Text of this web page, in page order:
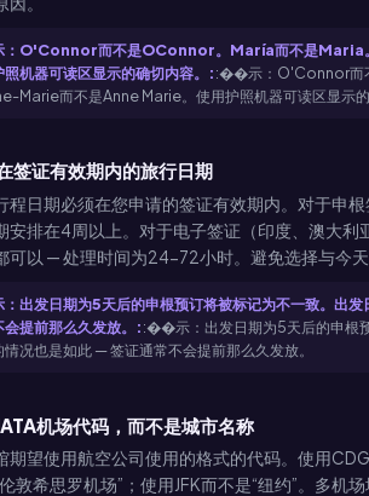
：O'Connor而不是OConnor。María而不是
照机器可读区显示的确切内容。::��示：O'Connor而
Marie而不是Anne Marie。使用护照机器可读区显示
签证有效期内的旅行日期
程日期必须在您申请的签证有效期内。对于申
安排在4周以上。对于电子签证（印度、澳大
可以 — 处理时间为24-72小时。避免选择与今
：出发日期为5天后的申根预订将被标记为不一致。出
会提前那么久发放。::��示：出发日期为5天后的申根
情况也是如此 — 签证通常不会提前那么久发放。
机场代码，而不是城市名称
期望使用航空公司使用的格式的代码。使用
敦希思罗机场”；使用JFK而不是“纽约”。多机